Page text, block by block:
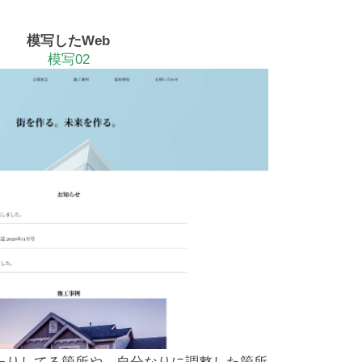
模写したWeb
模写02